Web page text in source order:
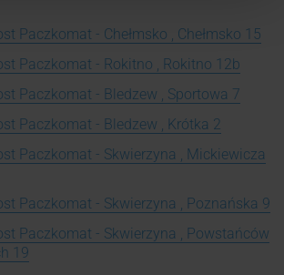
Paczkomat - Chełmsko , Chełmsko 15
Paczkomat - Rokitno , Rokitno 12b
Paczkomat - Bledzew , Sportowa 7
Paczkomat - Bledzew , Krótka 2
Paczkomat - Skwierzyna , Mickiewicza
Paczkomat - Skwierzyna , Poznańska 9
Paczkomat - Skwierzyna , Powstańców
19